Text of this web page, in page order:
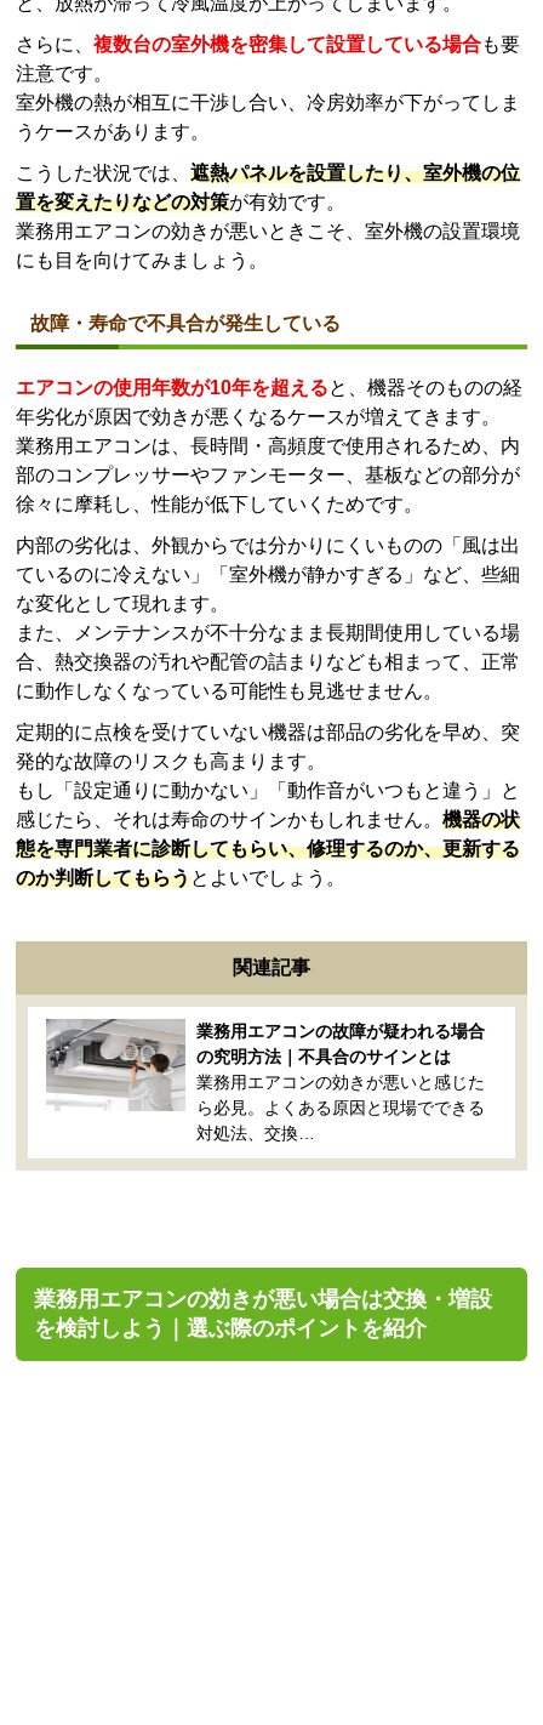
さらに、複数台の室外機を密集して設置している場合も要
注意です。
室外機の熱が相互に干渉し合い、冷房効率が下がってしま
うケースがあります。
こうした状況では、遮熱パネルを設置したり、室外機の位
置を変えたりなどの対策が有効です。
業務用エアコンの効きが悪いときこそ、室外機の設置環境
にも目を向けてみましょう。
故障・寿命で不具合が発生している
エアコンの使用年数が10年を超えると、機器そのものの経
年劣化が原因で効きが悪くなるケースが増えてきます。
業務用エアコンは、長時間・高頻度で使用されるため、内
部のコンプレッサーやファンモーター、基板などの部分が
徐々に摩耗し、性能が低下していくためです。
内部の劣化は、外観からでは分かりにくいものの「風は出
ているのに冷えない」「室外機が静かすぎる」など、些細
な変化として現れます。
また、メンテナンスが不十分なまま長期間使用している場
合、熱交換器の汚れや配管の詰まりなども相まって、正常
に動作しなくなっている可能性も見逃せません。
定期的に点検を受けていない機器は部品の劣化を早め、突
発的な故障のリスクも高まります。
もし「設定通りに動かない」「動作音がいつもと違う」と
感じたら、それは寿命のサインかもしれません。機器の状
態を専門業者に診断してもらい、修理するのか、更新する
のか判断してもらうとよいでしょう。
関連記事
業務用エアコンの故障が疑われる場合
の究明方法｜不具合のサインとは
業務用エアコンの効きが悪いと感じた
ら必見。よくある原因と現場でできる
対処法、交換…
業務用エアコンの効きが悪い場合は交換・増設
を検討しよう｜選ぶ際のポイントを紹介